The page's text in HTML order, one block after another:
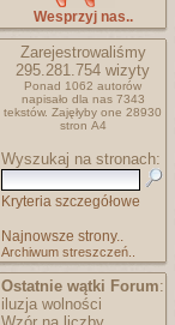
Wesprzyj nas..
Zarejestrowaliśmy
295.281.754 wizyty
Ponad 1062 autorów
napisało dla nas 7343
tekstów. Zajęłyby one 28930
stron A4
Wyszukaj na stronach:
Kryteria szczegółowe
Najnowsze strony..
Archiwum streszczeń..
Ostatnie wątki Forum:
iluzja wolności